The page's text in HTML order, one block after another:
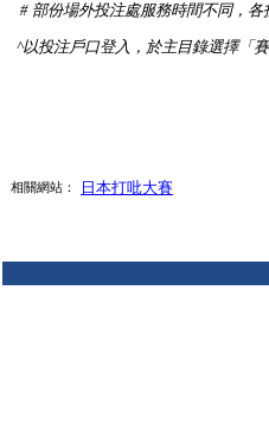
# 部份場外投注處服務時間不同，
^以投注戶口登入，於主目錄選擇「賽
相關網站： 日本打吡大賽